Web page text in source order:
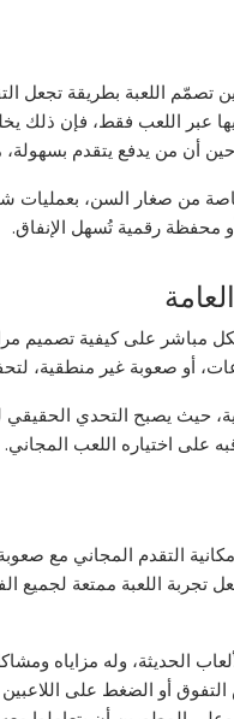
تصمّم اللعبة بطريقة تجعل
اللعب فقط، فإن ذلك
أن من يدفع يتقدم بسهولة،
من صغار السن، بعمليات
محفظة رقمية تُسهل الإنفاق.
مباشر على كيفية تصميم
أو صعوبة غير منطقية،
حيث يصبح التحدي
على اختياره اللعب المجاني.
التقدم المجاني مع
تجربة اللعبة ممتعة لجميع
الحديثة، وله مزاياه
أو الضغط على اللاعبين